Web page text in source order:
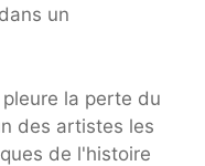
un
la perte du
des artistes les
de l'histoire